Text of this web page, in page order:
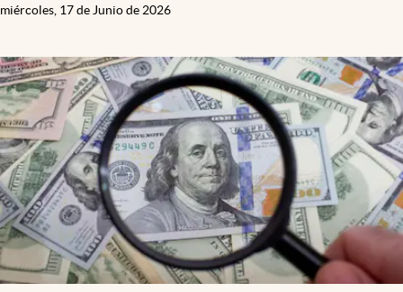
miércoles, 17 de Junio de 2026